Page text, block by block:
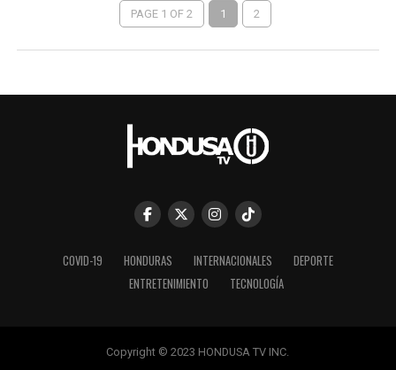
PAGE 1 OF 2 1 2
COVID-19 HONDURAS INTERNACIONALES
DEPORTE
ENTRETENIMIENTO
TECNOLOGÍA
Copyright © 2023 HONDUSA TV INC.